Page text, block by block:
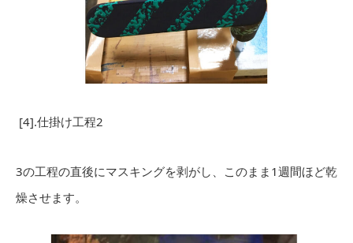
[4].仕掛け工程2
3の工程の直後にマスキングを剥がし、このまま1週間ほど乾
燥させます。